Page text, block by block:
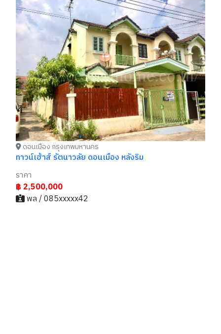
ดอนเมือง กรุงเทพมหานคร
ทาวน์เฮ้าส์ รัตนาวลัย ดอนเมือง หลังริม
ราคา
฿ 2,500,000
พล / 085xxxxx42